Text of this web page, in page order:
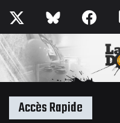
Accès Rapide